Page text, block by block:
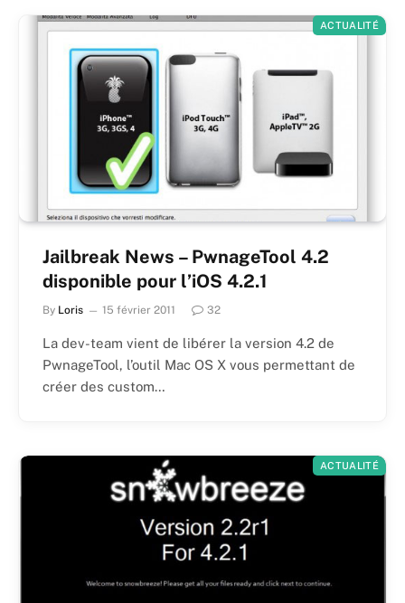
ACTUALITÉ
Jailbreak News – PwnageTool 4.2
disponible pour l’iOS 4.2.1
By Loris 15 février 2011 32
La dev-team vient de libérer la version 4.2 de
PwnageTool, l’outil Mac OS X vous permettant de
créer des custom…
ACTUALITÉ